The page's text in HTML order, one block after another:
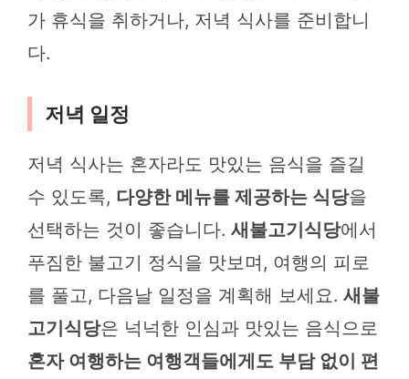
가 휴식을 취하거나, 저녁 식사를 준비합니
다.
저녁 일정
저녁 식사는 혼자라도 맛있는 음식을 즐길
수 있도록, 다양한 메뉴를 제공하는 식당을
선택하는 것이 좋습니다. 새불고기식당에서
푸짐한 불고기 정식을 맛보며, 여행의 피로
를 풀고, 다음날 일정을 계획해 보세요. 새불
고기식당은 넉넉한 인심과 맛있는 음식으로
혼자 여행하는 여행객들에게도 부담 없이 편